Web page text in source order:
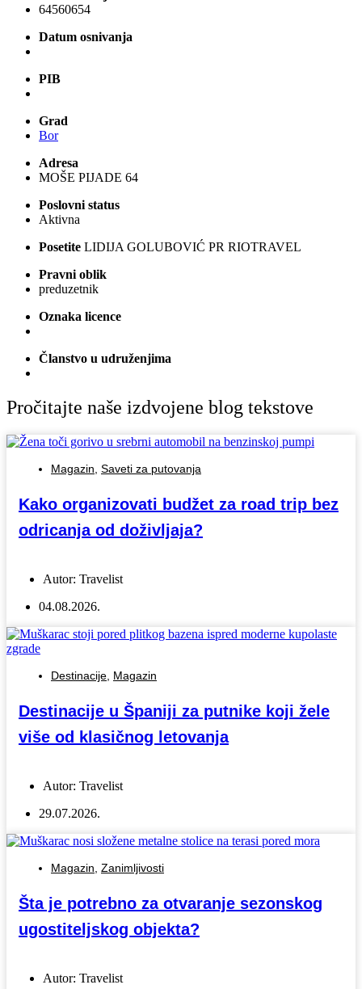
64560654
Datum osnivanja
PIB
Grad
Bor
Adresa
MOŠE PIJADE 64
Poslovni status
Aktivna
Posetite LIDIJA GOLUBOVIĆ PR RIOTRAVEL
Pravni oblik
preduzetnik
Oznaka licence
Članstvo u udruženjima
Pročitajte naše izdvojene blog tekstove
Magazin Saveti za putovanja
Kako organizovati budžet za road trip bez
odricanja od doživljaja?
Autor: Travelist
04.08.2026.
Destinacije Magazin
Destinacije u Španiji za putnike koji žele
više od klasičnog letovanja
Autor: Travelist
29.07.2026.
Magazin Zanimljivosti
Šta je potrebno za otvaranje sezonskog
ugostiteljskog objekta?
Autor: Travelist